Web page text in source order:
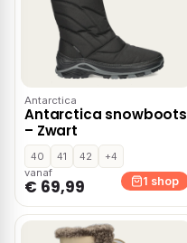
Antarctica
Antarctica snowboots
– Zwart
40 41 42
+4
vanaf
€ 69,99 1 shop